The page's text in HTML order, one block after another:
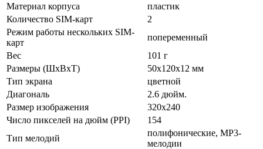
Материал корпуса
пластик
Количество SIM-карт
2
Режим работы нескольких SIM-
карт
попеременный
Вес
101 г
Размеры (ШxВxТ)
50x120x12 мм
Тип экрана
цветной
Диагональ
2.6 дюйм.
Размер изображения
320x240
Число пикселей на дюйм (PPI)
154
Тип мелодий
полифонические, MP3-
мелодии